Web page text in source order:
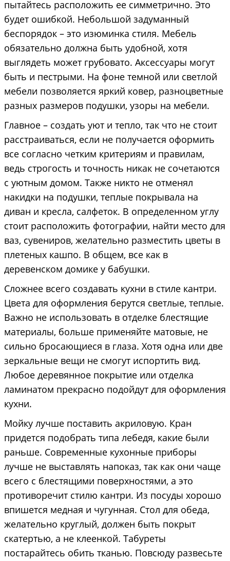
пытайтесь расположить ее симметрично. Это
будет ошибкой. Небольшой задуманный
беспорядок – это изюминка стиля. Мебель
обязательно должна быть удобной, хотя
выглядеть может грубовато. Аксессуары могут
быть и пестрыми. На фоне темной или светлой
мебели позволяется яркий ковер, разноцветные
разных размеров подушки, узоры на мебели.
Главное – создать уют и тепло, так что не стоит
расстраиваться, если не получается оформить
все согласно четким критериям и правилам,
ведь строгость и точность никак не сочетаются
с уютным домом. Также никто не отменял
накидки на подушки, теплые покрывала на
диван и кресла, салфеток. В определенном углу
стоит расположить фотографии, найти место для
ваз, сувениров, желательно разместить цветы в
плетеных кашпо. В общем, все как в
деревенском домике у бабушки.
Сложнее всего создавать кухни в стиле кантри.
Цвета для оформления берутся светлые, теплые.
Важно не использовать в отделке блестящие
материалы, больше применяйте матовые, не
сильно бросающиеся в глаза. Хотя одна или две
зеркальные вещи не смогут испортить вид.
Любое деревянное покрытие или отделка
ламинатом прекрасно подойдут для оформления
кухни.
Мойку лучше поставить акриловую. Кран
придется подобрать типа лебедя, какие были
раньше. Современные кухонные приборы
лучше не выставлять напоказ, так как они чаще
всего с блестящими поверхностями, а это
противоречит стилю кантри. Из посуды хорошо
впишется медная и чугунная. Стол для обеда,
желательно круглый, должен быть покрыт
скатертью, а не клеенкой. Табуреты
постарайтесь обить тканью. Повсюду развесьте